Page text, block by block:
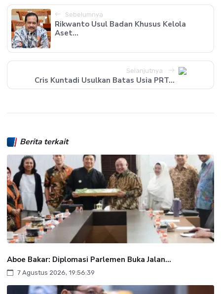
Sebelumnya
Rikwanto Usul Badan Khusus Kelola
Aset...
Selanjutnya
Cris Kuntadi Usulkan Batas Usia PRT...
Berita terkait
Aboe Bakar: Diplomasi Parlemen Buka Jalan...
7 Agustus 2026, 19:56:39